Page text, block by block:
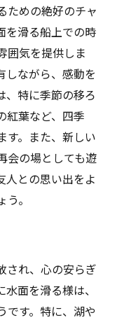
ための絶好のチャ
を滑る船上での時
囲気を提供しま
しながら、感動を
、特に季節の移ろ
紅葉など、四季
す。また、新しい
会の場としても遊
人との思い出をよ
。
され、心の安らぎ
面を滑る様は、
です。特に、湖や